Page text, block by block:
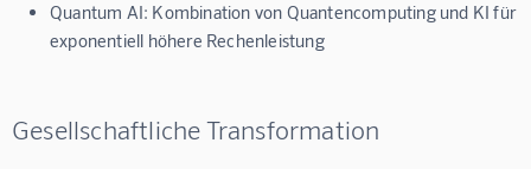
Quantum AI: Kombination von Quantencomputing und KI für
exponentiell höhere Rechenleistung
Gesellschaftliche Transformation